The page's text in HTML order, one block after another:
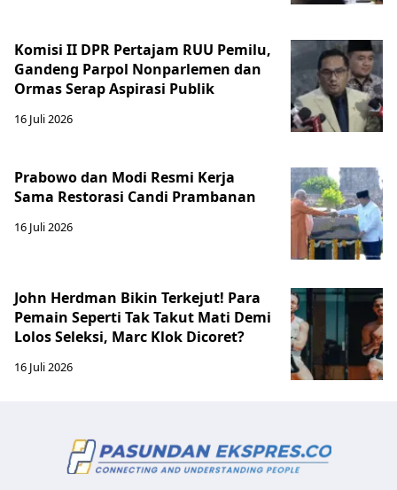
Komisi II DPR Pertajam RUU Pemilu,
Gandeng Parpol Nonparlemen dan
Ormas Serap Aspirasi Publik
16 Juli 2026
Prabowo dan Modi Resmi Kerja
Sama Restorasi Candi Prambanan
16 Juli 2026
John Herdman Bikin Terkejut! Para
Pemain Seperti Tak Takut Mati Demi
Lolos Seleksi, Marc Klok Dicoret?
16 Juli 2026